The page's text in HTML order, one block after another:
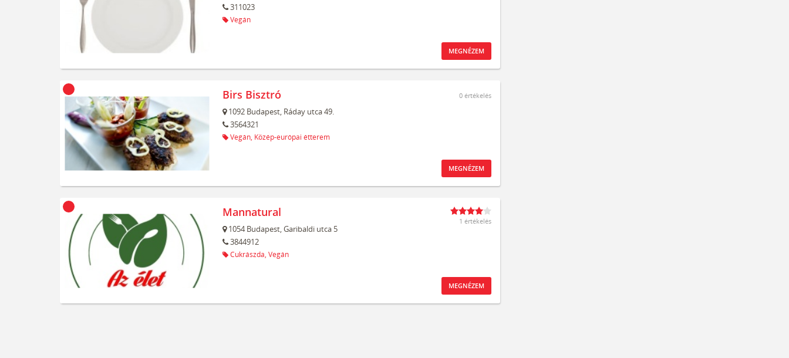
311023
Vegán
MEGNÉZEM
Birs Bisztró
1092 Budapest, Ráday utca 49.
3564321
Vegán, Közép-európai étterem
0 értékelés
MEGNÉZEM
Mannatural
1054 Budapest,Garibaldi utca 5
3844912
Cukrászda, Vegán
1 értékelés
MEGNÉZEM